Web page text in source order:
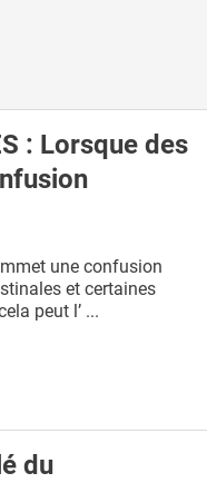
: Lorsque des
une confusion
et certaines
peut l’ ...
du